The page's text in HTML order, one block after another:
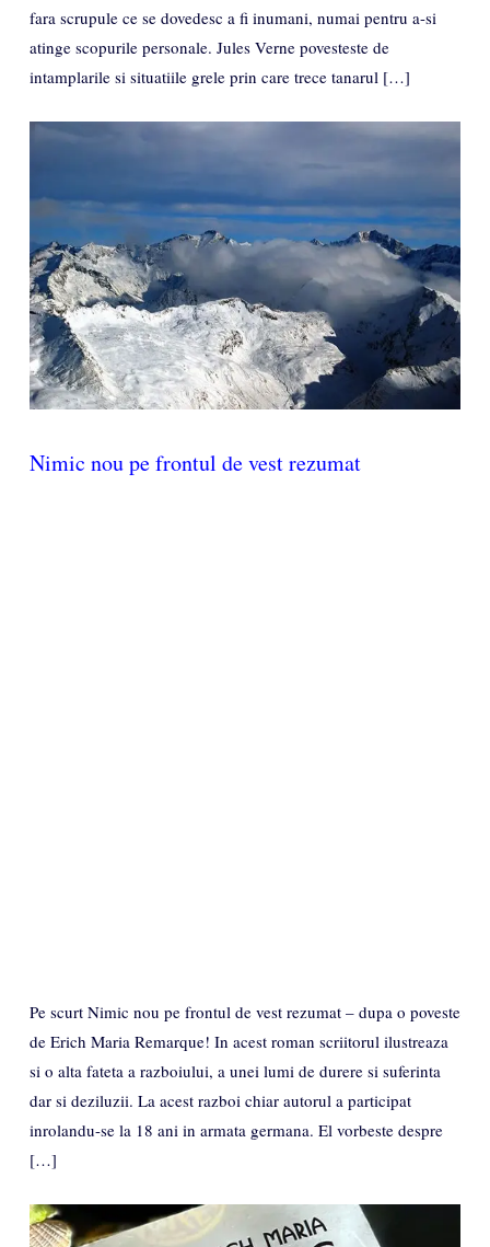
fara scrupule ce se dovedesc a fi inumani, numai pentru a-si
atinge scopurile personale. Jules Verne povesteste de
intamplarile si situatiile grele prin care trece tanarul […]
Nimic nou pe frontul de vest rezumat
Pe scurt Nimic nou pe frontul de vest rezumat – dupa o poveste
de Erich Maria Remarque! In acest roman scriitorul ilustreaza
si o alta fateta a razboiului, a unei lumi de durere si suferinta
dar si deziluzii. La acest razboi chiar autorul a participat
inrolandu-se la 18 ani in armata germana. El vorbeste despre
[…]